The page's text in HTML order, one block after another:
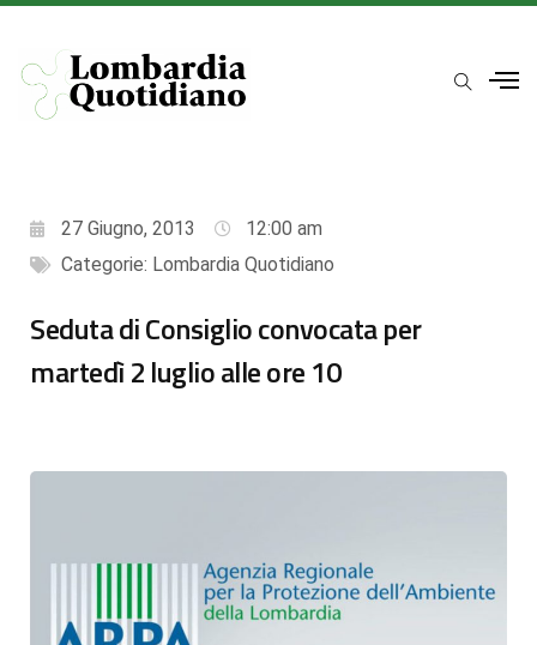
27 Giugno, 2013
12:00 am
Categorie: Lombardia Quotidiano
Seduta di Consiglio convocata per
martedì 2 luglio alle ore 10